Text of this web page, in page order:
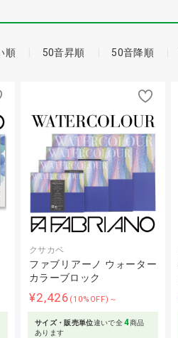
順 50音昇順 50音降順
クサカベ
ファブリアーノ ウォーター
カラーブロック
¥2,426 (10%OFF)～
サイズ・販売単位違いで全4商品
あります